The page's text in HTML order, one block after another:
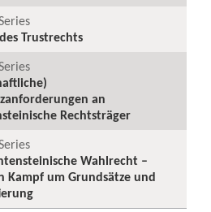
Trustrechts
an
Rechtsträger
Wahlrecht –
Kampf um Grundsätze und